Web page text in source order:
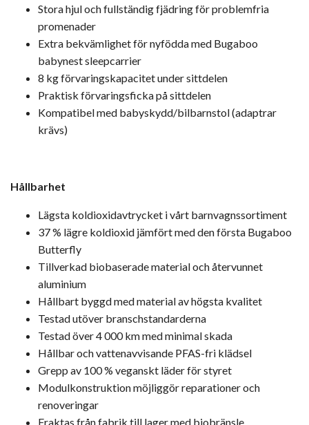
Stora hjul och fullständig fjädring för problemfria
promenader
Extra bekvämlighet för nyfödda med Bugaboo
babynest sleepcarrier
8 kg förvaringskapacitet under sittdelen
Praktisk förvaringsficka på sittdelen
Kompatibel med babyskydd/bilbarnstol (adaptrar
krävs)
Hållbarhet
Lägsta koldioxidavtrycket i vårt barnvagnssortiment
37 % lägre koldioxid jämfört med den första Bugaboo
Butterfly
Tillverkad biobaserade material och återvunnet
aluminium
Hållbart byggd med material av högsta kvalitet
Testad utöver branschstandarderna
Testad över 4 000 km med minimal skada
Hållbar och vattenavvisande PFAS-fri klädsel
Grepp av 100 % veganskt läder för styret
Modulkonstruktion möjliggör reparationer och
renoveringar
Fraktas från fabrik till lager med biobränsle